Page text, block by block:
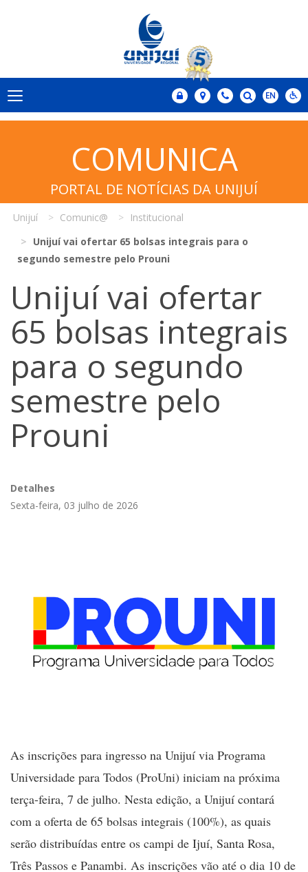
COMUNICA
PORTAL DE NOTÍCIAS DA UNIJUÍ
Unijuí Comunic@
Institucional
Unijuí vai ofertar 65 bolsas integrais para o
segundo semestre pelo Prouni
Unijuí vai ofertar
65 bolsas integrais
para o segundo
semestre pelo
Prouni
Detalhes
Sexta-feira, 03 julho de 2026
As inscrições para ingresso na Unijuí via Programa
Universidade para Todos (ProUni) iniciam na próxima
terça-feira, 7 de julho. Nesta edição, a Unijuí contará
com a oferta de 65 bolsas integrais (100%), as quais
serão distribuídas entre os campi de Ijuí, Santa Rosa,
Três Passos e Panambi. As inscrições vão até o dia 10 de